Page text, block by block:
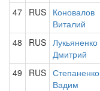
47 RUS Коновалов
Виталий
48 RUS Лукьяненко
Дмитрий
49 RUS Степаненко
Вадим